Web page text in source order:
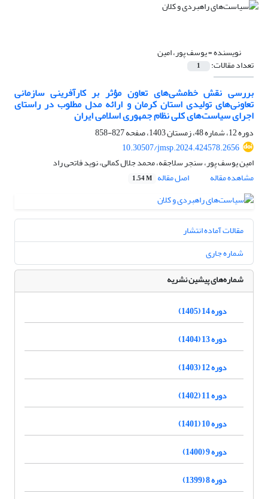
نویسنده =یوسف پور، امین
تعداد مقالات: 1
بررسی نقش خط‌مشی‌های تعاون مؤثر بر کارآفرینی سازمانی
تعاونی‌های تولیدی استان کرمان و ارائه مدل مطلوب در راستای
اجرای سیاست‌های کلی نظام جمهوری اسلامی ایران
دوره 12، شماره 48، زمستان 1403، صفحه
827-858
10.30507/jmsp.2024.424578.2656
امین یوسف پور، سنجر سلاجقه، محمد جلال کمالی، نوید فاتحی راد
مشاهده مقاله
اصل مقاله 1.54 M
مقالات آماده انتشار
شماره جاری
شماره‌های پیشین نشریه
دوره 14 (1405)
دوره 13 (1404)
دوره 12 (1403)
دوره 11 (1402)
دوره 10 (1401)
دوره 9 (1400)
دوره 8 (1399)